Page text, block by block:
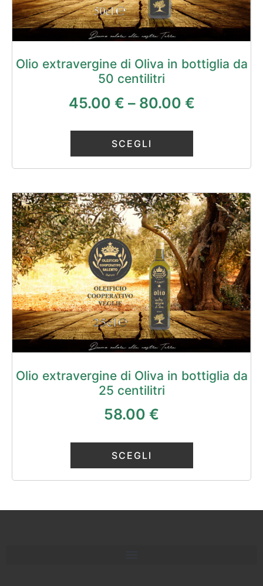
Olio extravergine di Oliva in bottiglia da
50 centilitri
45.00 € – 80.00 €
SCEGLI
Olio extravergine di Oliva in bottiglia da
25 centilitri
58.00 €
SCEGLI